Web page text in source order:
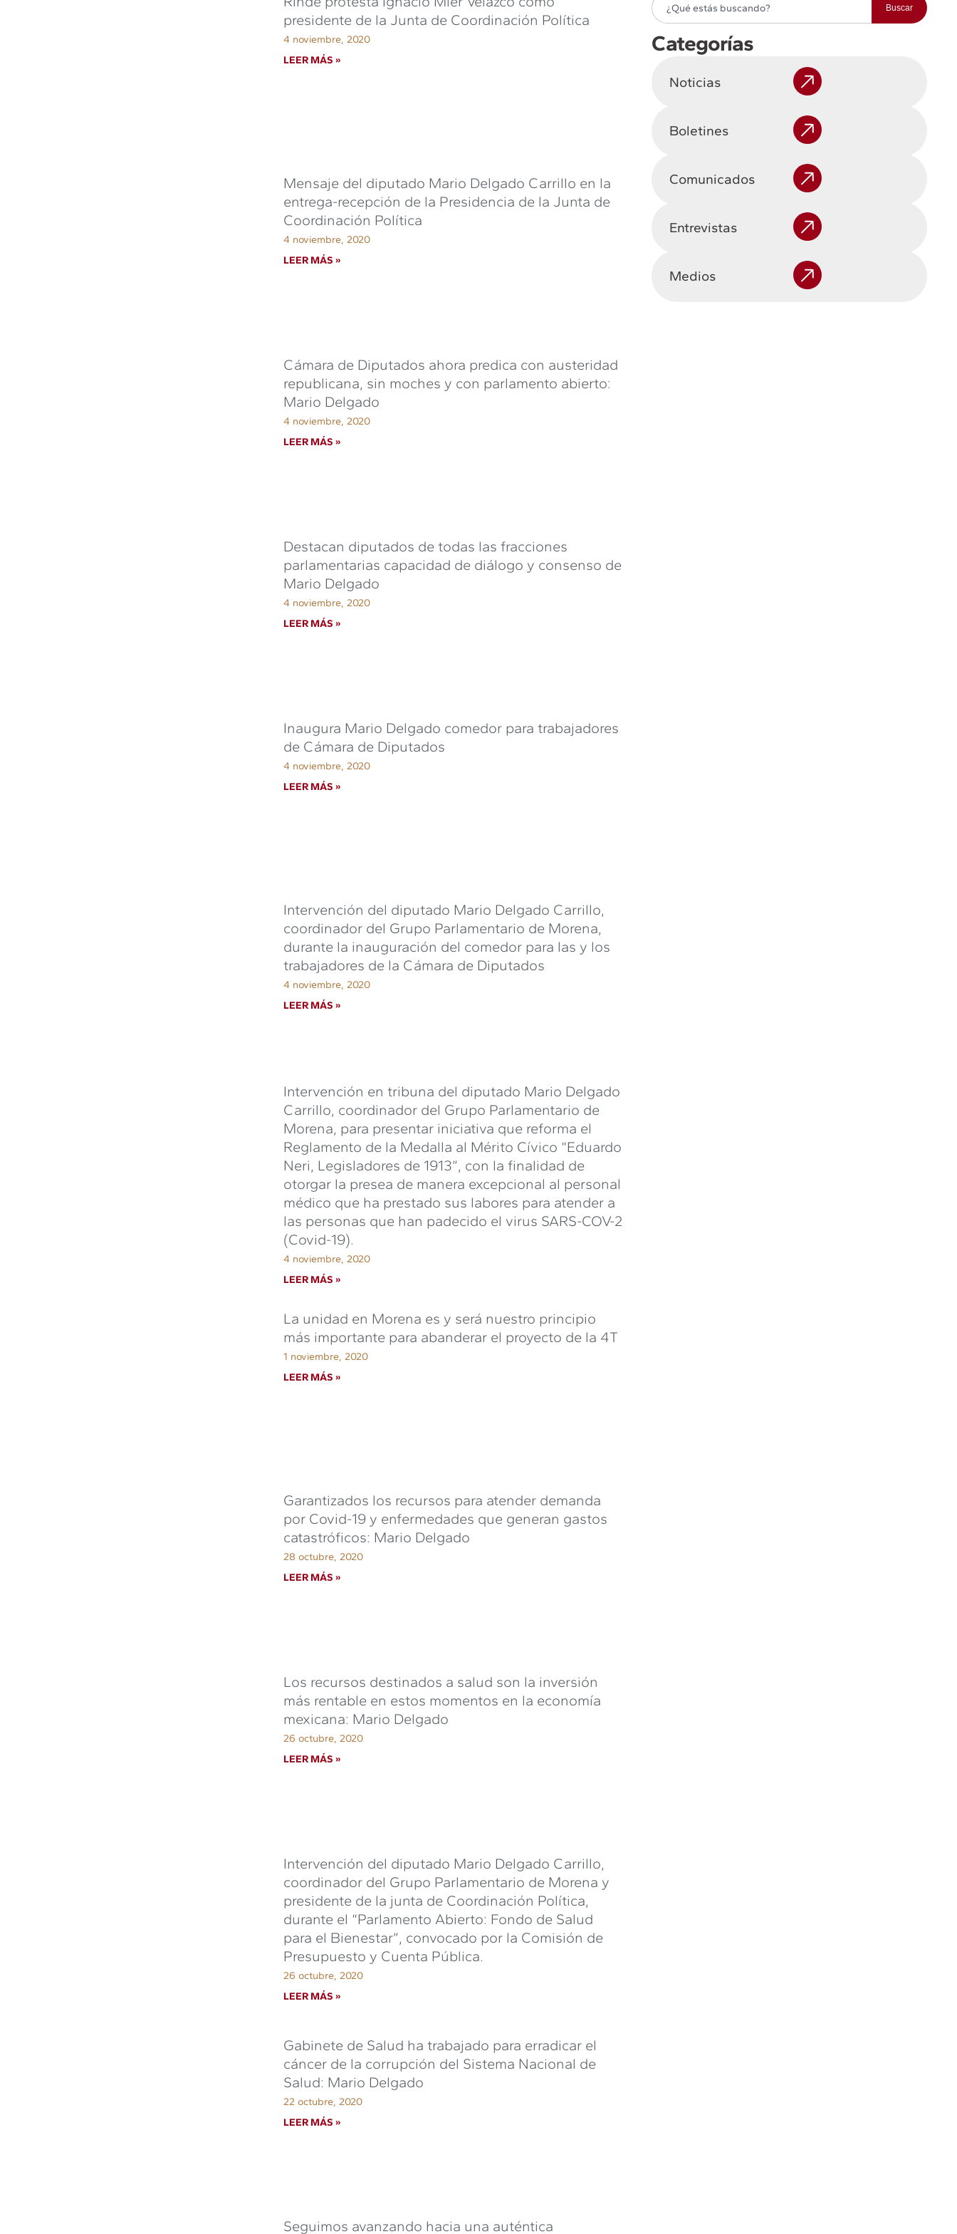
presidente de la Junta de Coordinación Política
4 noviembre, 2020
LEER MÁS »
Mensaje del diputado Mario Delgado Carrillo en la
entrega-recepción de la Presidencia de la Junta de
Coordinación Política
4 noviembre, 2020
LEER MÁS »
Cámara de Diputados ahora predica con austeridad
republicana, sin moches y con parlamento abierto:
Mario Delgado
4 noviembre, 2020
LEER MÁS »
Destacan diputados de todas las fracciones
parlamentarias capacidad de diálogo y consenso de
Mario Delgado
4 noviembre, 2020
LEER MÁS »
Inaugura Mario Delgado comedor para trabajadores
de Cámara de Diputados
4 noviembre, 2020
LEER MÁS »
Intervención del diputado Mario Delgado Carrillo,
coordinador del Grupo Parlamentario de Morena,
durante la inauguración del comedor para las y los
trabajadores de la Cámara de Diputados
4 noviembre, 2020
LEER MÁS »
Intervención en tribuna del diputado Mario Delgado
Carrillo, coordinador del Grupo Parlamentario de
Morena, para presentar iniciativa que reforma el
Reglamento de la Medalla al Mérito Cívico “Eduardo
Neri, Legisladores de 1913”, con la finalidad de
otorgar la presea de manera excepcional al personal
médico que ha prestado sus labores para atender a
las personas que han padecido el virus SARS-COV-2
(Covid-19).
4 noviembre, 2020
LEER MÁS »
La unidad en Morena es y será nuestro principio
más importante para abanderar el proyecto de la 4T
1 noviembre, 2020
LEER MÁS »
Garantizados los recursos para atender demanda
por Covid-19 y enfermedades que generan gastos
catastróficos: Mario Delgado
28 octubre, 2020
LEER MÁS »
Los recursos destinados a salud son la inversión
más rentable en estos momentos en la economía
mexicana: Mario Delgado
26 octubre, 2020
LEER MÁS »
Intervención del diputado Mario Delgado Carrillo,
coordinador del Grupo Parlamentario de Morena y
presidente de la junta de Coordinación Política,
durante el “Parlamento Abierto: Fondo de Salud
para el Bienestar”, convocado por la Comisión de
Presupuesto y Cuenta Pública.
26 octubre, 2020
LEER MÁS »
Gabinete de Salud ha trabajado para erradicar el
cáncer de la corrupción del Sistema Nacional de
Salud: Mario Delgado
22 octubre, 2020
LEER MÁS »
Seguimos avanzando hacia una auténtica
Buscar
Categorías
Noticias
Boletines
Comunicados
Entrevistas
Medios